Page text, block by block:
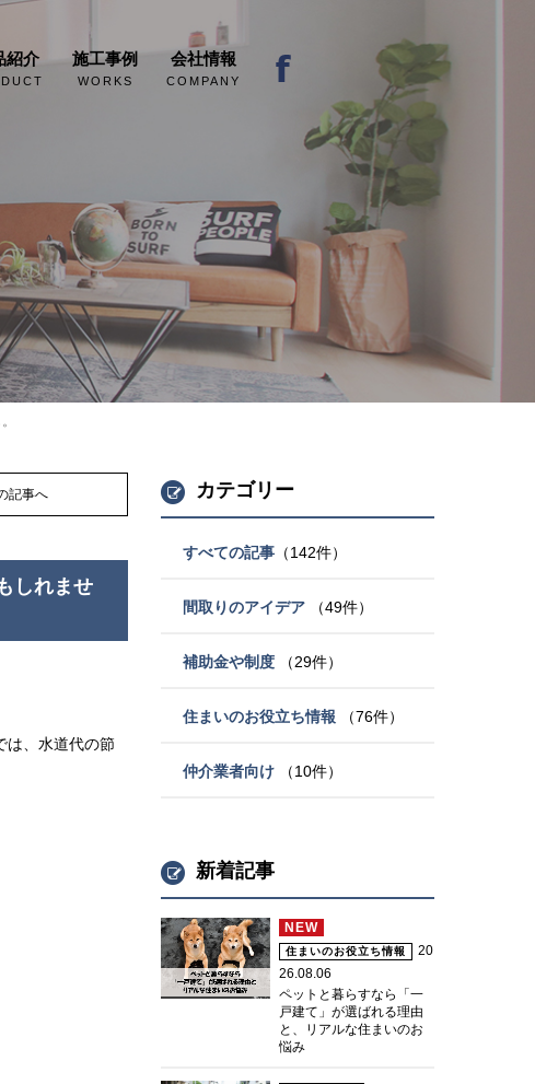
紹介 施工事例
WORKS
会社情報
COMPANY
記事へ
しれませ
は、水道代の節
カテゴリー
すべての記事 （142件）
間取りのアイデア （49件）
補助金や制度 （29件）
住まいのお役立ち情報 （76件）
仲介業者向け （10件）
新着記事
NEW
住まいのお役立ち情報
20
26.08.06
ペットと暮らすなら「一
戸建て」が選ばれる理由
と、リアルな住まいのお
悩み